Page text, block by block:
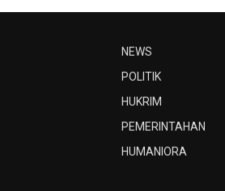
NEWS
POLITIK
HUKRIM
PEMERINTAHAN
HUMANIORA